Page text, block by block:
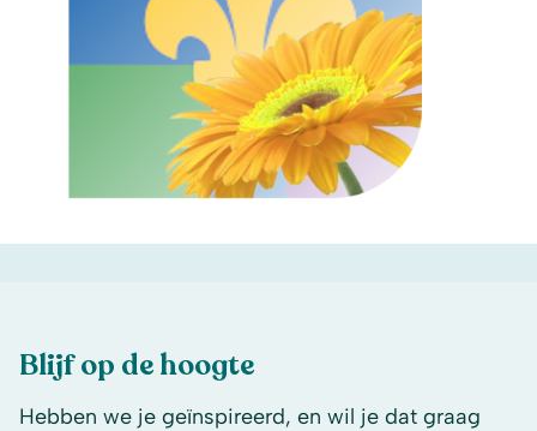
Blijf op de hoogte
Hebben we je geïnspireerd, en wil je dat graag